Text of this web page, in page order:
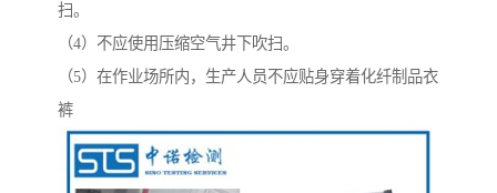
扫。
（4）不应使用压缩空气井下吹扫。
（5）在作业场所内，生产人员不应贴身穿着化纤制品衣
裤